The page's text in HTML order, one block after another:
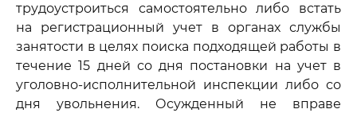
трудоустроиться самостоятельно либо встать
на регистрационный учет в органах службы
занятости в целях поиска подходящей работы в
течение 15 дней со дня постановки на учет в
уголовно-исполнительной инспекции либо со
дня увольнения. Осужденный не вправе